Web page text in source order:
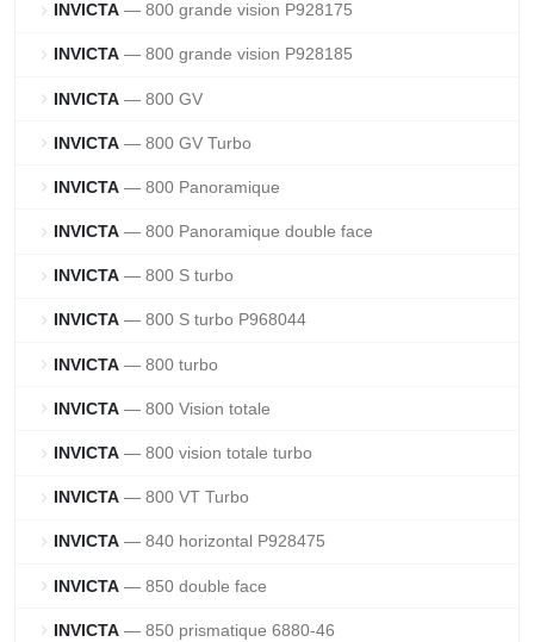
chevron_right INVICTA — 800 grande vision P928175
chevron_right INVICTA — 800 grande vision P928185
chevron_right INVICTA — 800 GV
chevron_right INVICTA — 800 GV Turbo
chevron_right INVICTA — 800 Panoramique
chevron_right INVICTA — 800 Panoramique double face
chevron_right INVICTA — 800 S turbo
chevron_right INVICTA — 800 S turbo P968044
chevron_right INVICTA — 800 turbo
chevron_right INVICTA — 800 Vision totale
chevron_right INVICTA — 800 vision totale turbo
chevron_right INVICTA — 800 VT Turbo
chevron_right INVICTA — 840 horizontal P928475
chevron_right INVICTA — 850 double face
chevron_right INVICTA — 850 prismatique 6880-46